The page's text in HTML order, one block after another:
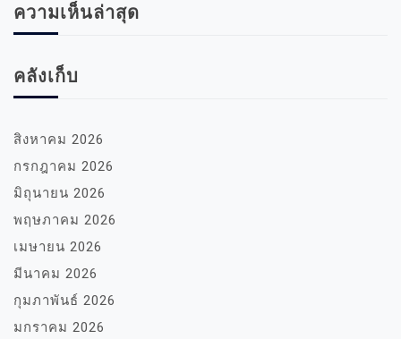
ความเห็นล่าสุด
คลังเก็บ
สิงหาคม 2026
กรกฎาคม 2026
มิถุนายน 2026
พฤษภาคม 2026
เมษายน 2026
มีนาคม 2026
กุมภาพันธ์ 2026
มกราคม 2026